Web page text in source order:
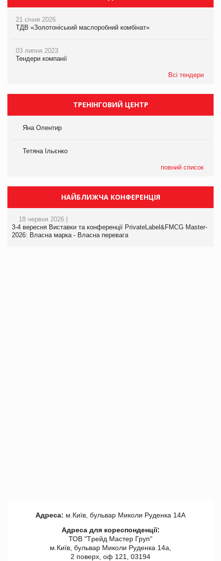
21 січня 2026
ТДВ «Золотоніський маслоробний комбінат»
03 липня 2023
Тендери компанії
Всі тендери
ТРЕНІНГОВИЙ ЦЕНТР
Яна Олентир
Тетяна Ільєнко
повний список
НАЙБЛИЖЧА КОНФЕРЕНЦІЯ
18 червня 2026 |
3-4 вересня Виставки та конференції PrivateLabel&FMCG Master-
2026: Власна марка - Власна перевага
Адреса: м.Київ, бульвар Миколи Руденка 14А
Адреса для кореспонденції:
ТОВ "Tрейд Мастер Груп"
м.Київ, бульвар Миколи Руденка 14а,
2 поверх, оф 121, 03194